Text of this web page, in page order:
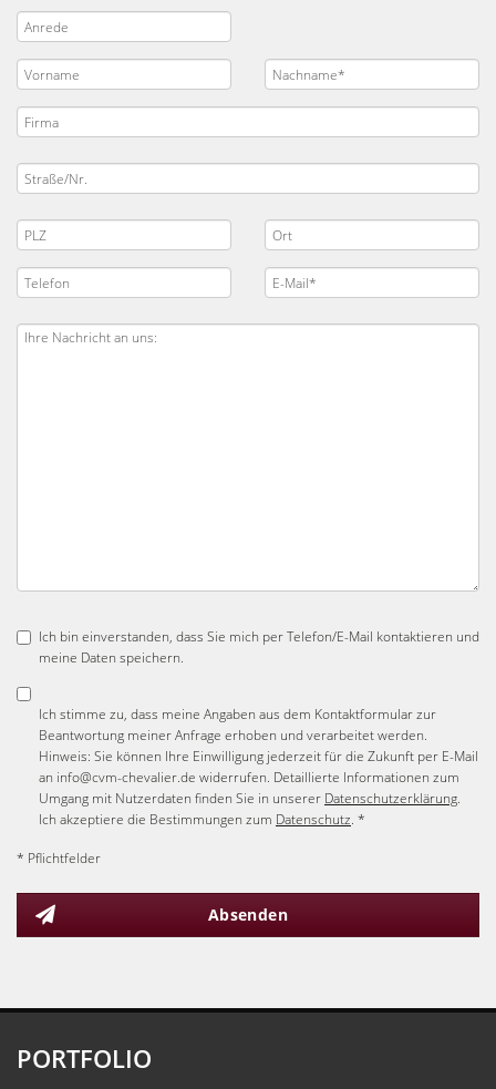
Ich bin einverstanden, dass Sie mich per Telefon/E-Mail kontaktieren und
meine Daten speichern.
Ich stimme zu, dass meine Angaben aus dem Kontaktformular zur
Beantwortung meiner Anfrage erhoben und verarbeitet werden.
Hinweis: Sie können Ihre Einwilligung jederzeit für die Zukunft per E-Mail
an info@cvm-chevalier.de widerrufen. Detaillierte Informationen zum
Umgang mit Nutzerdaten finden Sie in unserer Datenschutzerklärung.
Ich akzeptiere die Bestimmungen zum Datenschutz. *
* Pflichtfelder
Absenden
PORTFOLIO